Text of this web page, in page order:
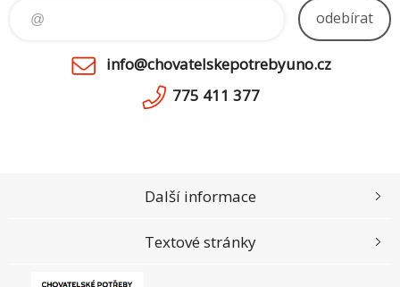
odebírat
info@chovatelskepotrebyuno.cz
775 411 377
Další informace
Textové stránky